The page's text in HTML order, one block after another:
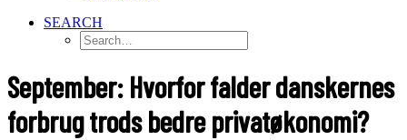
SEARCH
September: Hvorfor falder danskernes
forbrug trods bedre privatøkonomi?